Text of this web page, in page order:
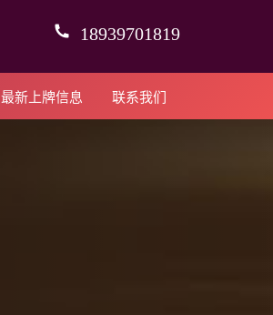
18939701819
最新上牌信息 联系我们